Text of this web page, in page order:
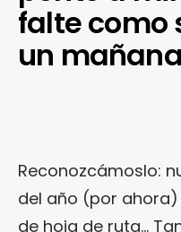
falte como
un
Reconozcámoslo:
del año (por
de hoja de ruta…